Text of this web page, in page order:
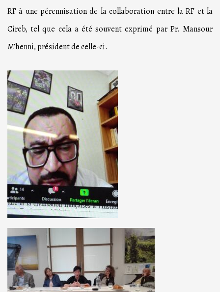
RF à une pérennisation de la collaboration entre la RF et la
Cireb, tel que cela a été souvent exprimé par Pr. Mansour
M’henni, président de celle-ci.